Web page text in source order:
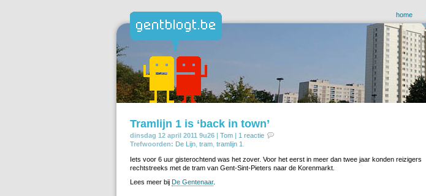
home
Tramlijn 1 is ‘back in town’
dinsdag 12 april 2011 9u26 | Tom | 1 reactie
Trefwoorden: De Lijn tram tramlijn 1
Iets voor 6 uur gisterochtend was het zover. Voor het eerst in meer dan twee jaar konden reizigers
rechtstreeks met de tram van Gent-Sint-Pieters naar de Korenmarkt.
Lees meer bij De Gentenaar.